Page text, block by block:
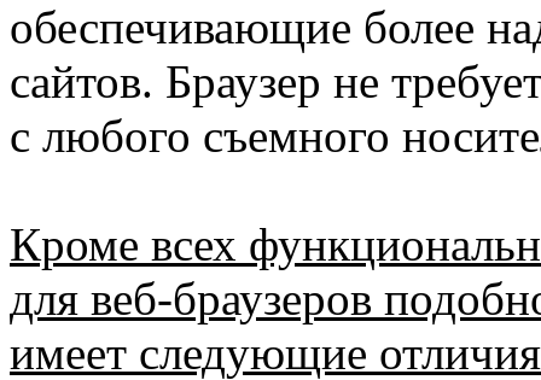
обеспечивающие более
сайтов. Браузер не
с любого съемного
Кроме всех
для веб-браузеров
имеет следующие